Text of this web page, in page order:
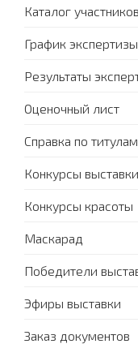
Каталог участников
График
Результаты
Оценочный лист
Справка по
Конкурсы выставки
Конкурсы красоты
Маскарад
Победители
Эфиры выставки
Заказ документов